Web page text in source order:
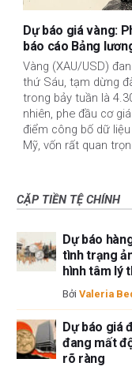
Dự báo giá vàng:
báo cáo Bảng
Vàng (XAU/USD)
thứ Sáu, tạm dừng
trong bảy tuần là
nhiên, phe đầu cơ
điểm công bố dữ
Mỹ, vốn rất quan
CẶP TIỀN TỆ CHÍNH
Dự báo
tình trạng
hình tâm lý
Bởi Valeria
Dự báo giá
đang mất
rõ ràng